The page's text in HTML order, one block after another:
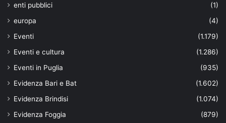
enti pubblici
(1)
europa
(4)
Eventi
(1.179)
Eventi e cultura
(1.286)
Eventi in Puglia
(935)
Evidenza Bari e Bat
(1.602)
Evidenza Brindisi
(1.074)
Evidenza Foggia
(879)